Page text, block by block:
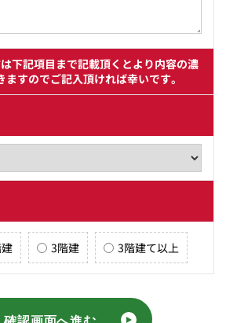
下記項目まで記載頂くとより内容の濃
すのでご記入頂ければ幸いです。
3階建 3階建て以上